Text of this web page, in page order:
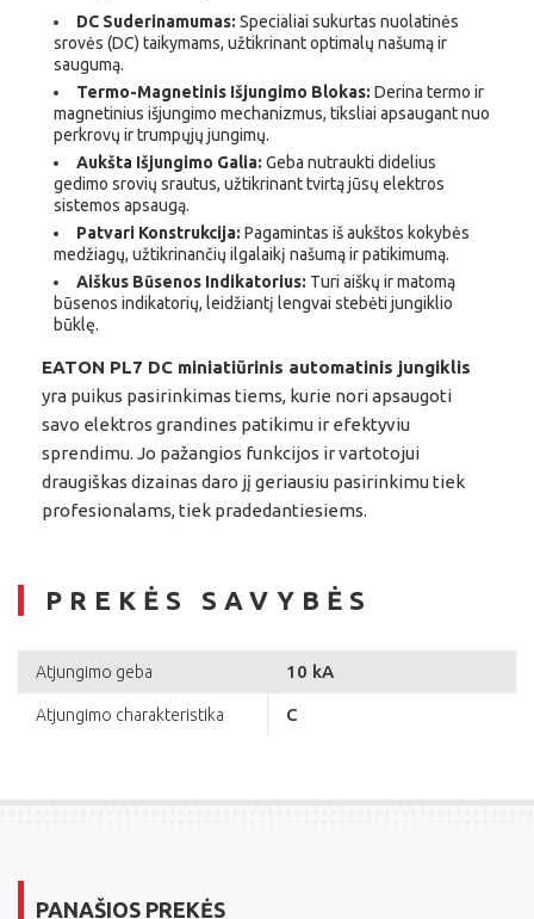
DC Suderinamumas: Specialiai sukurtas nuolatinės
srovės (DC) taikymams, užtikrinant optimalų našumą ir
saugumą.
Termo-Magnetinis Išjungimo Blokas: Derina termo ir
magnetinius išjungimo mechanizmus, tiksliai apsaugant nuo
perkrovų ir trumpųjų jungimų.
Aukšta Išjungimo Galia: Geba nutraukti didelius
gedimo srovių srautus, užtikrinant tvirtą jūsų elektros
sistemos apsaugą.
Patvari Konstrukcija: Pagamintas iš aukštos kokybės
medžiagų, užtikrinančių ilgalaikį našumą ir patikimumą.
Aiškus Būsenos Indikatorius: Turi aiškų ir matomą
būsenos indikatorių, leidžiantį lengvai stebėti jungiklio
būklę.
EATON PL7 DC miniatiūrinis automatinis jungiklis
yra puikus pasirinkimas tiems, kurie nori apsaugoti
savo elektros grandines patikimu ir efektyviu
sprendimu. Jo pažangios funkcijos ir vartotojui
draugiškas dizainas daro jį geriausiu pasirinkimu tiek
profesionalams, tiek pradedantiesiems.
PREKĖS SAVYBĖS
Atjungimo geba 10 kA
Atjungimo charakteristika C
PANAŠIOS PREKĖS